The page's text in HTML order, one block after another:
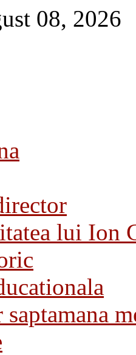
08, 2026
lui Ion
saptamana